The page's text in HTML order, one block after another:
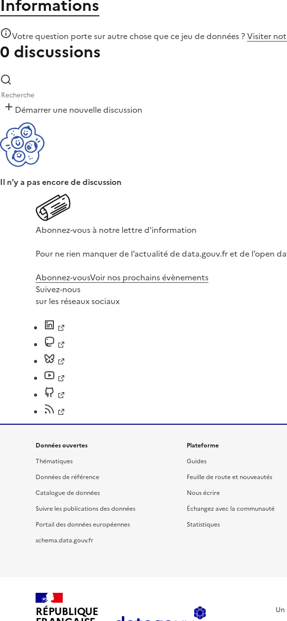
Informations
Votre question porte sur autre chose quece jeu de données ?Visiter
0 discussions
Démarrer une nouvelle discussion
Il n'y a pas encore de discussion
Abonnez-vous à notre lettre d'information
Pour ne rien manquer de l’actualité de data.gouv.fr et de l’open
Abonnez-vousVoir nos prochains évènements
Suivez-nous
sur les réseaux sociaux
Données ouvertes
Thématiques
Données de référence
Catalogue de données
Suivre les publications des données
Portail des données européennes
schema.data.gouv.fr
Plateforme
Guides
Feuille de route et nouveautés
Nous écrire
Échangez avec la communauté
Statistiques
RÉPUBLIQUE